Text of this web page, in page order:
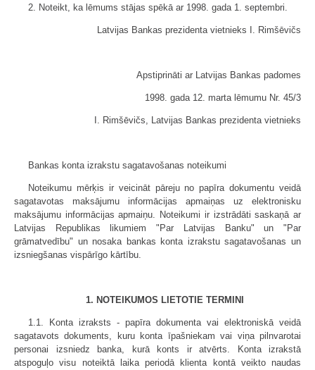
2. Noteikt, ka lēmums stājas spēkā ar 1998. gada 1. septembri.
Latvijas Bankas prezidenta vietnieks I. Rimšēvičs
Apstiprināti ar Latvijas Bankas padomes
1998. gada 12. marta lēmumu Nr. 45/3
I. Rimšēvičs, Latvijas Bankas prezidenta vietnieks
Bankas konta izrakstu sagatavošanas noteikumi
Noteikumu mērķis ir veicināt pāreju no papīra dokumentu veidā
sagatavotas maksājumu informācijas apmaiņas uz elektronisku
maksājumu informācijas apmaiņu. Noteikumi ir izstrādāti saskaņā ar
Latvijas Republikas likumiem "Par Latvijas Banku" un "Par
grāmatvedību" un nosaka bankas konta izrakstu sagatavošanas un
izsniegšanas vispārīgo kārtību.
1. NOTEIKUMOS LIETOTIE TERMINI
1.1. Konta izraksts - papīra dokumenta vai elektroniskā veidā
sagatavots dokuments, kuru konta īpašniekam vai viņa pilnvarotai
personai izsniedz banka, kurā konts ir atvērts. Konta izrakstā
atspoguļo visu noteiktā laika periodā klienta kontā veikto naudas